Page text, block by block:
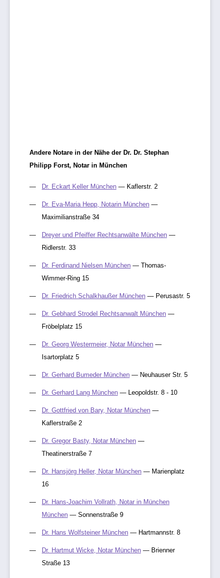
Andere Notare in der Nähe der Dr. Dr. Stephan
Philipp Forst, Notar in München
Dr. Eckart Keller München — Kaflerstr. 2
Dr. Eva-Maria Hepp, Notarin München —
Maximilianstraße 34
Dreyer und Pfeiffer Rechtsanwälte München —
Ridlerstr. 33
Dr. Ferdinand Nielsen München — Thomas-
Wimmer-Ring 15
Dr. Friedrich Schalkhaußer München — Perusastr. 5
Dr. Gebhard Strodel Rechtsanwalt München —
Fröbelplatz 15
Dr. Georg Westermeier, Notar München —
Isartorplatz 5
Dr. Gerhard Bumeder München — Neuhauser Str. 5
Dr. Gerhard Lang München — Leopoldstr. 8 - 10
Dr. Gottfried von Bary, Notar München —
Kaflerstraße 2
Dr. Gregor Basty, Notar München —
Theatinerstraße 7
Dr. Hansjörg Heller, Notar München — Marienplatz
16
Dr. Hans-Joachim Vollrath, Notar in München
München — Sonnenstraße 9
Dr. Hans Wolfsteiner München — Hartmannstr. 8
Dr. Hartmut Wicke, Notar München — Brienner
Straße 13